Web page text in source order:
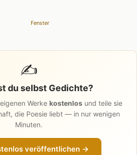
Fenster
✍️
du selbst Gedichte?
Werke kostenlos und teile sie
die Poesie liebt — in nur wenigen
Minuten.
veröffentlichen →